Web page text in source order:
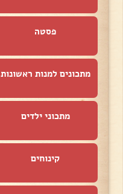
פסטה
מתכונים למנות ראשונות
מתכוני ילדים
קינוחים